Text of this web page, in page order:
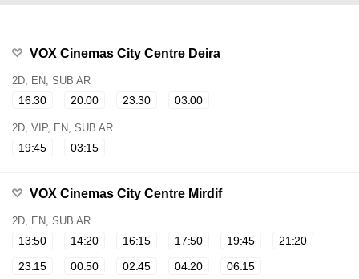
VOX Cinemas City Centre Deira
2D, EN, SUB AR
16:30 20:00 23:30 03:00
2D, VIP, EN, SUB AR
19:45 03:15
VOX Cinemas City Centre Mirdif
2D, EN, SUB AR
13:50 14:20 16:15 17:50 19:45
21:20
23:15
00:50 02:45 04:20 06:15